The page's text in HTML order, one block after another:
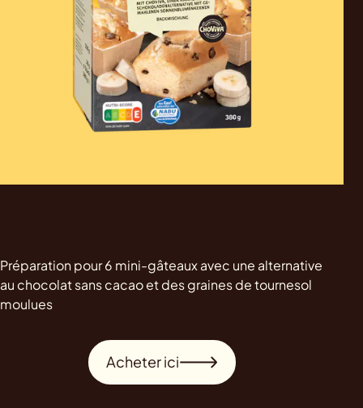
Préparation pour 6 mini-gâteaux avec une alternative
au chocolat sans cacao et des graines de tournesol
moulues
Acheter ici